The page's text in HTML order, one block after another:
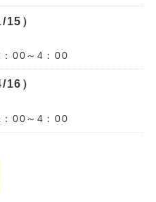
）
00～4：00
）
00～4：00